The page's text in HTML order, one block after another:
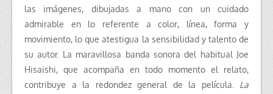
las imágenes, dibujadas a mano con un cuidado
admirable en lo referente a color, línea, forma y
movimiento, lo que atestigua la sensibilidad y talento de
su autor. La maravillosa banda sonora del habitual Joe
Hisaishi, que acompaña en todo momento el relato,
contribuye a la redondez general de la película. La